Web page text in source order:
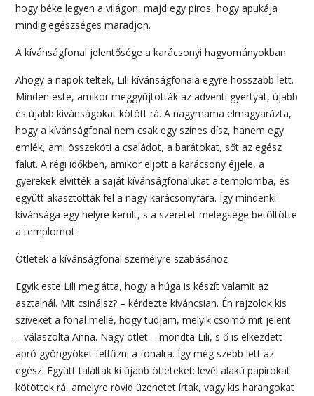
hogy béke legyen a világon, majd egy piros, hogy apukája
mindig egészséges maradjon.
A kívánságfonal jelentősége a karácsonyi hagyományokban
Ahogy a napok teltek, Lili kívánságfonala egyre hosszabb lett.
Minden este, amikor meggyújtották az adventi gyertyát, újabb
és újabb kívánságokat kötött rá. A nagymama elmagyarázta,
hogy a kívánságfonal nem csak egy színes dísz, hanem egy
emlék, ami összeköti a családot, a barátokat, sőt az egész
falut. A régi időkben, amikor eljött a karácsony éjjele, a
gyerekek elvitték a saját kívánságfonalukat a templomba, és
együtt akasztották fel a nagy karácsonyfára. Így mindenki
kívánsága egy helyre került, s a szeretet melegsége betöltötte
a templomot.
Ötletek a kívánságfonal személyre szabásához
Egyik este Lili meglátta, hogy a húga is készít valamit az
asztalnál. Mit csinálsz? – kérdezte kíváncsian. Én rajzolok kis
szíveket a fonal mellé, hogy tudjam, melyik csomó mit jelent
– válaszolta Anna. Nagy ötlet – mondta Lili, s ő is elkezdett
apró gyöngyöket felfűzni a fonalra. Így még szebb lett az
egész. Együtt találtak ki újabb ötleteket: levél alakú papírokat
kötöttek rá, amelyre rövid üzenetet írtak, vagy kis harangokat